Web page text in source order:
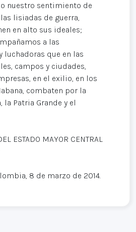
nuestro sentimiento de
lisiadas de guerra,
en alto sus ideales;
a las
luchadoras que en las
campos y ciudades,
en el exilio, en los
combaten por la
la Patria Grande y el
ESTADO MAYOR CENTRAL
8 de marzo de 2014.